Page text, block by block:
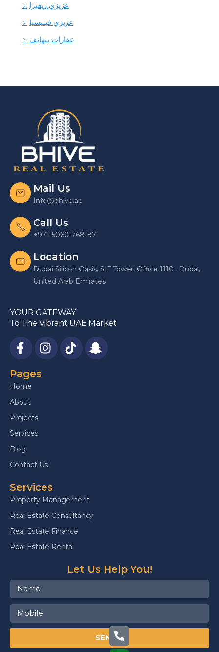
عزيزي ريفيرا
عزيزي فينيسيا
عقارات بيهايف
Mail Us
Info@bhive.ae
Call Us
+971-5060-768-87
Location
Dubai Silicon Oasis, SIT Tower, Office 1110 , Dubai,
United Arab Emirates
YOUR GATEWAY
To The Vibrant UAE Market
Pages
Home
About
Projects
Services
Blog
Contact Us
Services
Property Management
Real Estate Consultancy
Real Estate Finance
Real Estate Rental
Let Us Help You!
SEND